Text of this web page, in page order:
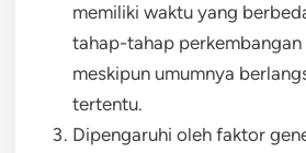
memiliki waktu yang
tahap-tahap
meskipun umumnya
tertentu.
Dipengaruhi oleh faktor